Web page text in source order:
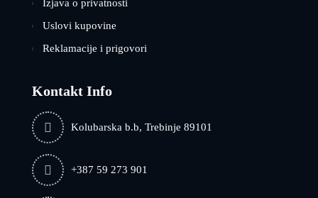
Izjava o privatnosti
Uslovi kupovine
Reklamacije i prigovori
Kontakt Info
Kolubarska b.b, Trebinje 89101
+387 59 273 901